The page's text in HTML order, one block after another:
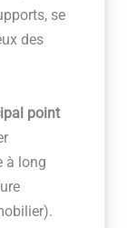
se
des
point
à long